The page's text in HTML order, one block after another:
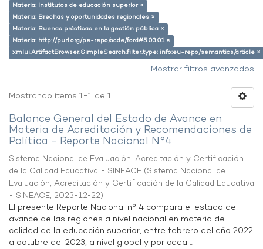
Materia: Institutos de educación superior ×
Materia: Brechas y oportunidades regionales ×
Materia: Buenas prácticas en la gestión pública ×
Materia: http://purl.org/pe-repo/ocde/ford#5.03.01 ×
xmlui.ArtifactBrowser.SimpleSearch.filter.type: info:eu-repo/semantics/article ×
Mostrar filtros avanzados
Mostrando ítems 1-1 de 1
Balance General del Estado de Avance en
Materia de Acreditación y Recomendaciones de
Política - Reporte Nacional N°4.
Sistema Nacional de Evaluación, Acreditación y Certificación
de la Calidad Educativa - SINEACE (Sistema Nacional de
Evaluación, Acreditación y Certificación de la Calidad Educativa
- SINEACE, 2023-12-22)
El presente Reporte Nacional n° 4 compara el estado de
avance de las regiones a nivel nacional en materia de
calidad de la educación superior, entre febrero del año 2022
a octubre del 2023, a nivel global y por cada ...